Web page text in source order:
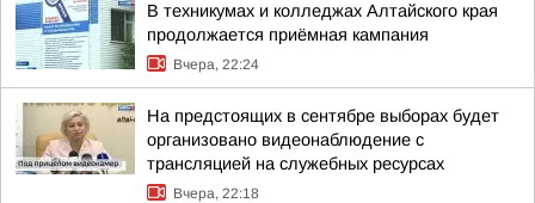
В техникумах и колледжах Алтайского края
продолжается приёмная кампания
Вчера, 22:24
На предстоящих в сентябре выборах будет
организовано видеонаблюдение с
трансляцией на служебных ресурсах
Вчера, 22:18